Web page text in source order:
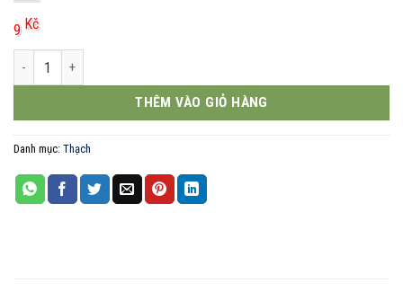
9 Kč
Thạch dừa 40g số lượng
THÊM VÀO GIỎ HÀNG
Danh mục: Thạch